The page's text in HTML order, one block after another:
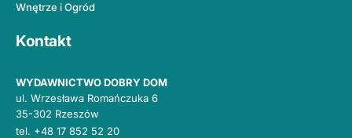
Wnętrze i Ogród
Kontakt
WYDAWNICTWO DOBRY DOM
ul. Wrzesława Romańczuka 6
35-302 Rzeszów
tel. +48 17 852 52 20